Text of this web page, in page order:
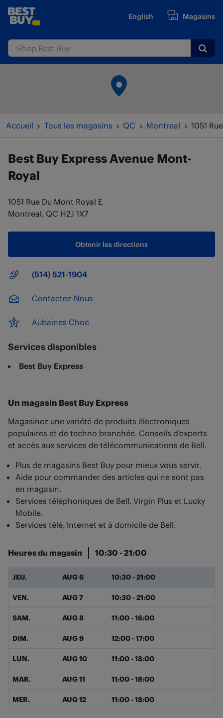
Passer au contenu
www.bestbuy.ca English Magasins
Accueil Tous les magasins QC Montreal 1051
Best Buy Express Avenue Mont-
Royal
1051 Rue Du Mont Royal E
Montreal, QC H2J 1X7
Obtenir les directions
Numéro principal
(514) 521-1904
Contactez-Nous
Aubaines Choc
Services disponibles
Best Buy Express
Un magasin Best Buy Express
Magasinez une variété de produits électroniques
populaires et de techno branchée. Conseils d'experts
et accès aux services de télécommunications de Bell.
Plus de magasins Best Buy pour mieux vous servir.
Aide pour commander des articles qui ne sont pas
en magasin.
Services téléphoniques de Bell, Virgin Plus et Lucky
Mobile.
Services télé, Internet et à domicile de Bell.
Heures du magasin 10:30 - 21:00
Jour de la semaine Heures
JEU. AUG 6 10:30-21:00
VEN. AUG 7 10:30-21:00
SAM. AUG 8 11:00-16:00
DIM. AUG 9 12:00-17:00
LUN. AUG 10 11:00-18:00
MAR. AUG 11 11:00-18:00
MER. AUG 12 11:00-18:00